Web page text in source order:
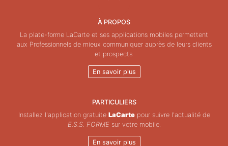
À PROPOS
La plate-forme LaCarte et ses applications mobiles permettent
aux Professionnels de mieux communiquer auprès de leurs clients
et prospects.
En savoir plus
PARTICULIERS
Installez l'application gratuite LaCartepour suivre l'actualité de
E.S.S. FORMEsur votre mobile.
En savoir plus